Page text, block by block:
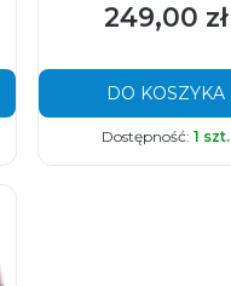
Cena
249,00 zł
DO KOSZYKA
Dostępność:1 szt.